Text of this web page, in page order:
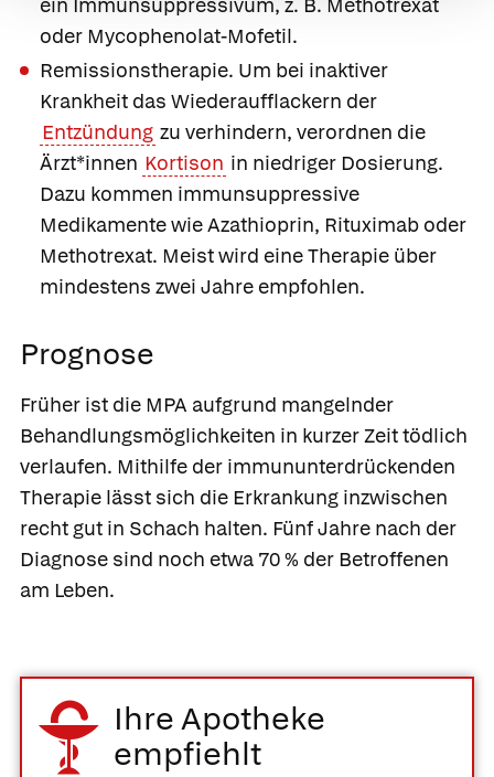
oder Mycophenolat-Mofetil.
Remissionstherapie. Um bei inaktiver
Krankheit das Wiederaufflackern der
Entzündung zu verhindern, verordnen die
Ärzt*innen Kortison in niedriger Dosierung.
Dazu kommen immunsuppressive
Medikamente wie Azathioprin, Rituximab oder
Methotrexat. Meist wird eine Therapie über
mindestens zwei Jahre empfohlen.
Prognose
Früher ist die MPA aufgrund mangelnder
Behandlungsmöglichkeiten in kurzer Zeit tödlich
verlaufen. Mithilfe der immununterdrückenden
Therapie lässt sich die Erkrankung inzwischen
recht gut in Schach halten. Fünf Jahre nach der
Diagnose sind noch etwa 70 % der Betroffenen
am Leben.
Ihre Apotheke
empfiehlt